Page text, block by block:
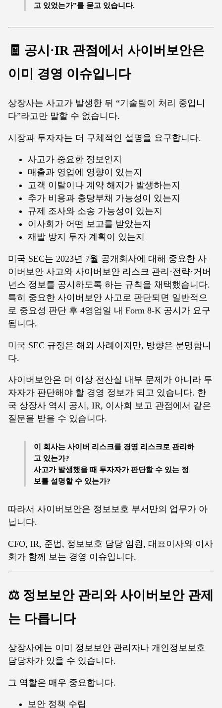
고 있었는가”를 묻고 있습니다.
🧾 공시·IR 관점에서 사이버보안은
이미 경영 이슈입니다
상장사는 사고가 발생한 뒤 “기술팀이 처리 중입니
다”라고만 말할 수 없습니다.
시장과 투자자는 더 구체적인 설명을 요구합니다.
사고가 중요한 정보인지
매출과 영업에 영향이 있는지
고객 이탈이나 계약 해지가 발생하는지
추가 비용과 충당부채 가능성이 있는지
규제 조사와 소송 가능성이 있는지
이사회가 어떤 보고를 받았는지
재발 방지 투자 계획이 있는지
미국 SEC는 2023년 7월 공개회사에 대해 중요한 사
이버보안 사고와 사이버보안 리스크 관리·전략·거버
넌스 정보를 공시하도록 하는 규칙을 채택했습니다.
특히 중요한 사이버보안 사고로 판단되면 일반적으
로 중요성 판단 후 4영업일 내 Form 8-K 공시가 요구
됩니다.
미국 SEC 규정은 해외 사례이지만, 방향은 분명합니
다.
사이버보안은 더 이상 전산실 내부 문제가 아니라 투
자자가 판단해야 할 경영 정보가 되고 있습니다. 한
국 상장사 역시 공시, IR, 이사회 보고 관점에서 같은
질문을 받을 수 있습니다.
이 회사는 사이버 리스크를 경영 리스크로 관리하
고 있는가?
사고가 발생했을 때 투자자가 판단할 수 있는 정
보를 설명할 수 있는가?
따라서 사이버보안은 정보보호 부서만의 업무가 아
닙니다.
CFO, IR, 준법, 정보보호 담당 임원, 대표이사와 이사
회가 함께 보는 경영 이슈입니다.
⚖️ 정보보안 관리와 사이버보안 관제
는 다릅니다
상장사에는 이미 정보보안 관리자나 개인정보보호
담당자가 있을 수 있습니다.
그 역할은 매우 중요합니다.
보안 정책 수립